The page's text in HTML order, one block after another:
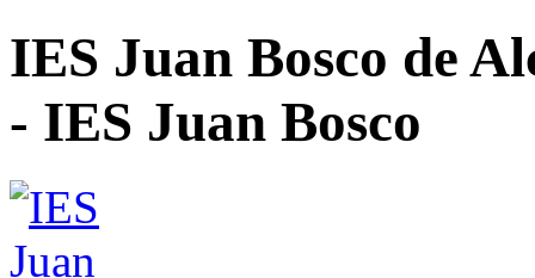
IES Juan Bosco de
- IES Juan Bosco